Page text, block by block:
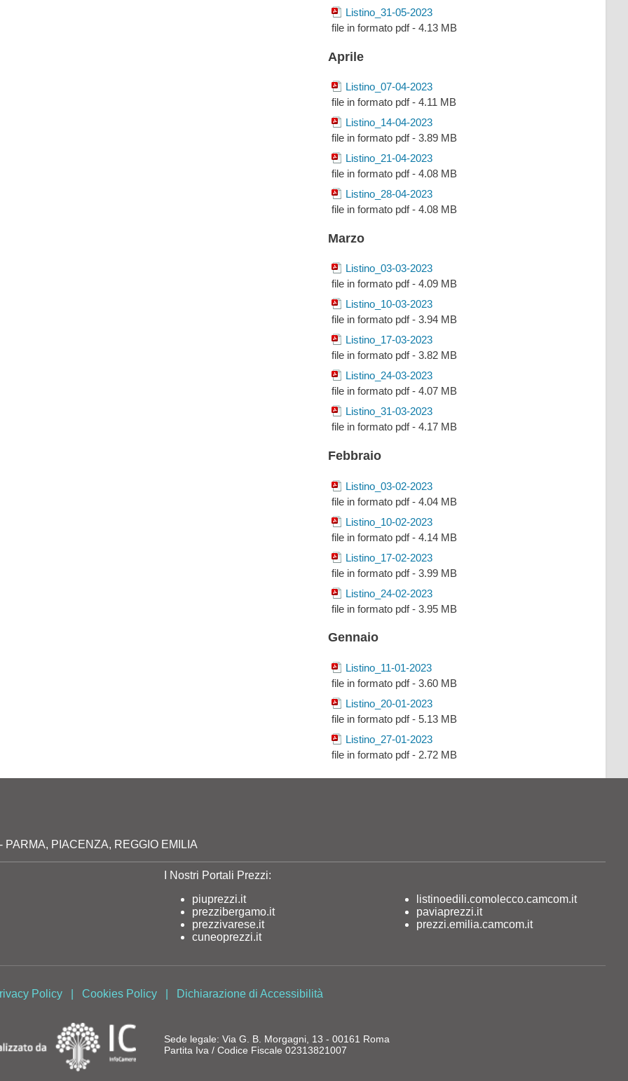
Listino_31-05-2023
file in formato pdf - 4.13 MB
Aprile
Listino_07-04-2023
file in formato pdf - 4.11 MB
Listino_14-04-2023
file in formato pdf - 3.89 MB
Listino_21-04-2023
file in formato pdf - 4.08 MB
Listino_28-04-2023
file in formato pdf - 4.08 MB
Marzo
Listino_03-03-2023
file in formato pdf - 4.09 MB
Listino_10-03-2023
file in formato pdf - 3.94 MB
Listino_17-03-2023
file in formato pdf - 3.82 MB
Listino_24-03-2023
file in formato pdf - 4.07 MB
Listino_31-03-2023
file in formato pdf - 4.17 MB
Febbraio
Listino_03-02-2023
file in formato pdf - 4.04 MB
Listino_10-02-2023
file in formato pdf - 4.14 MB
Listino_17-02-2023
file in formato pdf - 3.99 MB
Listino_24-02-2023
file in formato pdf - 3.95 MB
Gennaio
Listino_11-01-2023
file in formato pdf - 3.60 MB
Listino_20-01-2023
file in formato pdf - 5.13 MB
Listino_27-01-2023
file in formato pdf - 2.72 MB
PIACENZA, REGGIO EMILIA
I Nostri Portali Prezzi:
piuprezzi.it
prezzibergamo.it
prezzivarese.it
cuneoprezzi.it
listinoedili.comolecco.camcom.it
paviaprezzi.it
prezzi.emilia.camcom.it
Policy| Cookies Policy| Dichiarazione di Accessibilità
Sede legale: Via G. B. Morgagni, 13 - 00161 Roma
Partita Iva / Codice Fiscale 02313821007